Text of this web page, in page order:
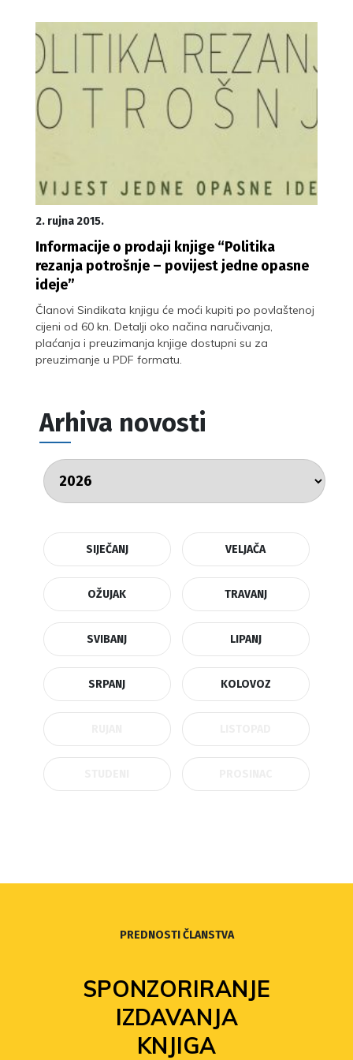
2. rujna 2015.
Informacije o prodaji knjige “Politika
rezanja potrošnje – povijest jedne opasne
ideje”
Članovi Sindikata knjigu će moći kupiti po povlaštenoj
cijeni od 60 kn. Detalji oko načina naručivanja,
plaćanja i preuzimanja knjige dostupni su za
preuzimanje u PDF formatu.
Arhiva novosti
SIJEČANJ VELJAČA
OŽUJAK TRAVANJ
SVIBANJ LIPANJ
SRPANJ KOLOVOZ
PREDNOSTI ČLANSTVA
SPONZORIRANJE
IZDAVANJA
KNJIGA